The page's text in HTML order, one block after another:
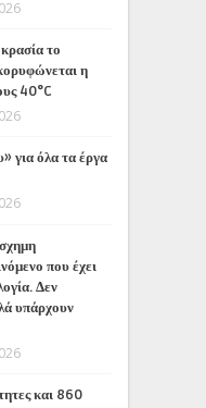
το
η
40°C
για όλα τα έργα
που έχει
Δεν
υπάρχουν
και 860